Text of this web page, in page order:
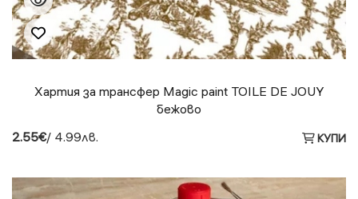
Хартия за трансфер Magic paint TOILE DE JOUY
бежово
2.55€/ 4.99лв. КУПИ